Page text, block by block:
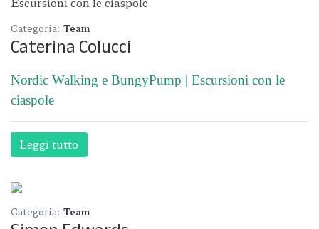
Categoria: Team
Caterina Colucci
Nordic Walking e BungyPump | Escursioni con le
ciaspole
Leggi tutto
Categoria: Team